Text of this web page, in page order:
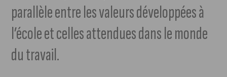
parallèle entre les valeurs développées à
l’école et celles attendues dans le monde
du travail.